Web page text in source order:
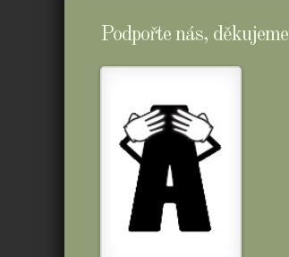
Podpořte nás, děkujeme